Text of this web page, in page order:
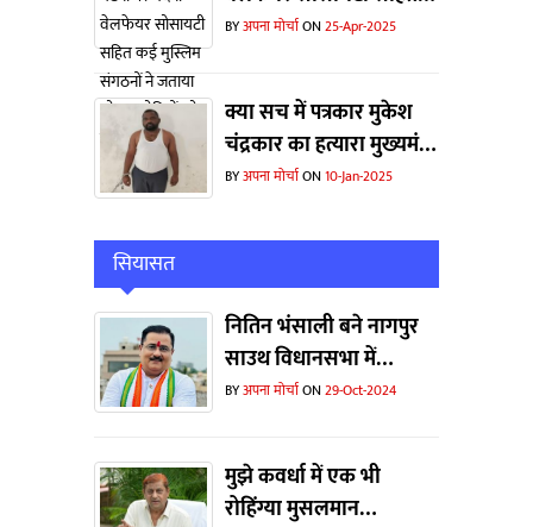
कई मुस्लिम संगठनों ने
फांसी देने की मांग
BYअपना मोर्चाON25-Apr-2025
क्या सच में पत्रकार मुकेश
चंद्रकार का हत्यारा मुख्यमंत्री
निवास गया था ?
BYअपना मोर्चाON10-Jan-2025
सियासत
नितिन भंसाली बने नागपुर
साउथ विधानसभा में
कॉर्डिनेटर
BYअपना मोर्चाON29-Oct-2024
मुझे कवर्धा में एक भी
रोहिंग्या मुसलमान